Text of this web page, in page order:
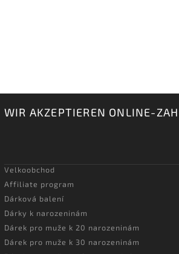
WIR AKZEPTIEREN ONLINE-
Velkoobchod
Affiliate program
Dárková balení
Dárky k narozeninám
Dárek pro muže k 20 narozeninám
Dárek pro muže k 30 narozeninám